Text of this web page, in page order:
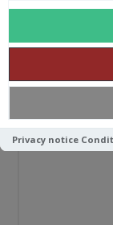
Privacy notice
VOS